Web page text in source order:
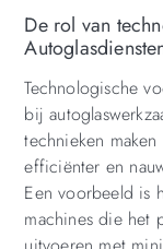
De rol van
Technologische
bij
technieken
efficiënter en
Een voorbeeld is
machines die het